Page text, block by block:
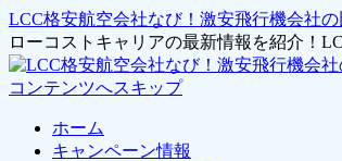
LCC格安航空会社なび！激安飛行機会社の
ローコストキャリアの最新情報を紹介！
コンテンツへスキップ
ホーム
キャンペーン情報